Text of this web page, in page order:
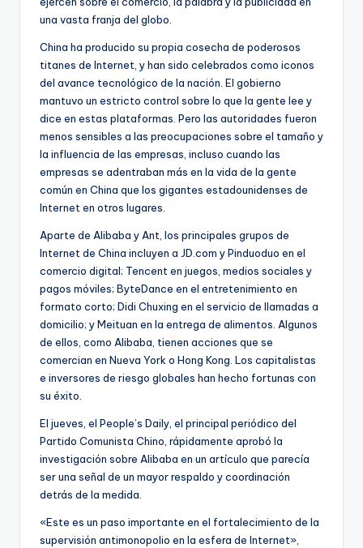
una vasta franja del globo.
China ha producido su propia cosecha de poderosos
titanes de Internet, y han sido celebrados como iconos
del avance tecnológico de la nación. El gobierno
mantuvo un estricto control sobre lo que la gente lee y
dice en estas plataformas. Pero las autoridades fueron
menos sensibles a las preocupaciones sobre el tamaño y
la influencia de las empresas, incluso cuando las
empresas se adentraban más en la vida de la gente
común en China que los gigantes estadounidenses de
Internet en otros lugares.
Aparte de Alibaba y Ant, los principales grupos de
Internet de China incluyen a JD.com y Pinduoduo en el
comercio digital; Tencent en juegos, medios sociales y
pagos móviles; ByteDance en el entretenimiento en
formato corto; Didi Chuxing en el servicio de llamadas a
domicilio; y Meituan en la entrega de alimentos. Algunos
de ellos, como Alibaba, tienen acciones que se
comercian en Nueva York o Hong Kong. Los capitalistas
e inversores de riesgo globales han hecho fortunas con
su éxito.
El jueves, el People’s Daily, el principal periódico del
Partido Comunista Chino, rápidamente aprobó la
investigación sobre Alibaba en un artículo que parecía
ser una señal de un mayor respaldo y coordinación
detrás de la medida.
«Este es un paso importante en el fortalecimiento de la
supervisión antimonopolio en la esfera de Internet»,